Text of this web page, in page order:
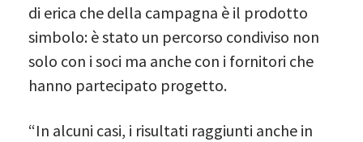
di erica che della campagna è il prodotto
simbolo: è stato un percorso condiviso non
solo con i soci ma anche con i fornitori che
hanno partecipato progetto.
“In alcuni casi, i risultati raggiunti anche in